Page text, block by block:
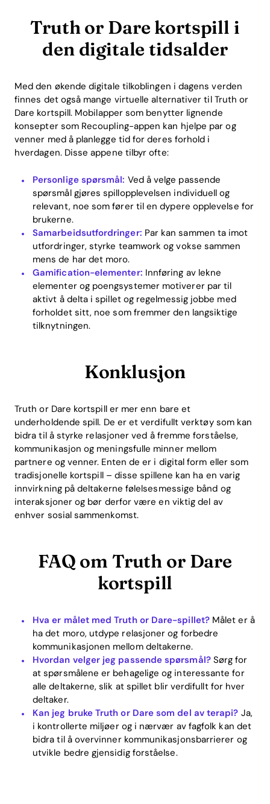
Truth or Dare kortspill i
den digitale tidsalder
Med den økende digitale tilkoblingen i dagens verden
finnes det også mange virtuelle alternativer til Truth or
Dare kortspill. Mobilapper som benytter lignende
konsepter som Recoupling-appen kan hjelpe par og
venner med å planlegge tid for deres forhold i
hverdagen. Disse appene tilbyr ofte:
Personlige spørsmål: Ved å velge passende
spørsmål gjøres spillopplevelsen individuell og
relevant, noe som fører til en dypere opplevelse for
brukerne.
Samarbeidsutfordringer: Par kan sammen ta imot
utfordringer, styrke teamwork og vokse sammen
mens de har det moro.
Gamification-elementer: Innføring av lekne
elementer og poengsystemer motiverer par til
aktivt å delta i spillet og regelmessig jobbe med
forholdet sitt, noe som fremmer den langsiktige
tilknytningen.
Konklusjon
Truth or Dare kortspill er mer enn bare et
underholdende spill. De er et verdifullt verktøy som kan
bidra til å styrke relasjoner ved å fremme forståelse,
kommunikasjon og meningsfulle minner mellom
partnere og venner. Enten de er i digital form eller som
tradisjonelle kortspill – disse spillene kan ha en varig
innvirkning på deltakerne følelsesmessige bånd og
interaksjoner og bør derfor være en viktig del av
enhver sosial sammenkomst.
FAQ om Truth or Dare
kortspill
Hva er målet med Truth or Dare-spillet?Målet er å
ha det moro, utdype relasjoner og forbedre
kommunikasjonen mellom deltakerne.
Hvordan velger jeg passende spørsmål?Sørg for
at spørsmålene er behagelige og interessante for
alle deltakerne, slik at spillet blir verdifullt for hver
deltaker.
Kan jeg bruke Truth or Dare som del av terapi? Ja,
i kontrollerte miljøer og i nærvær av fagfolk kan det
bidra til å overvinner kommunikasjonsbarrierer og
utvikle bedre gjensidig forståelse.